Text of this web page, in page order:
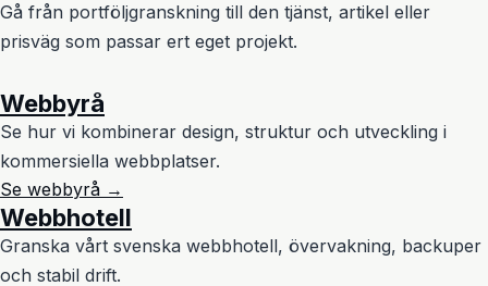
Gå från portföljgranskning till den tjänst, artikel eller
prisväg som passar ert eget projekt.
Webbyrå
Se hur vi kombinerar design, struktur och utveckling i
kommersiella webbplatser.
Se webbyrå →
Webbhotell
Granska vårt svenska webbhotell, övervakning, backuper
och stabil drift.